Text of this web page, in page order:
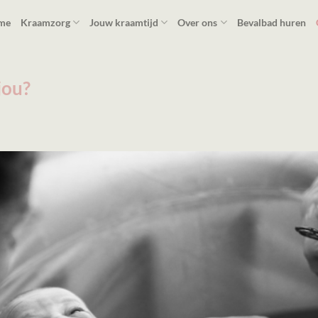
Kraamzorg Jouw kraamtijd Over ons Bevalbad huren